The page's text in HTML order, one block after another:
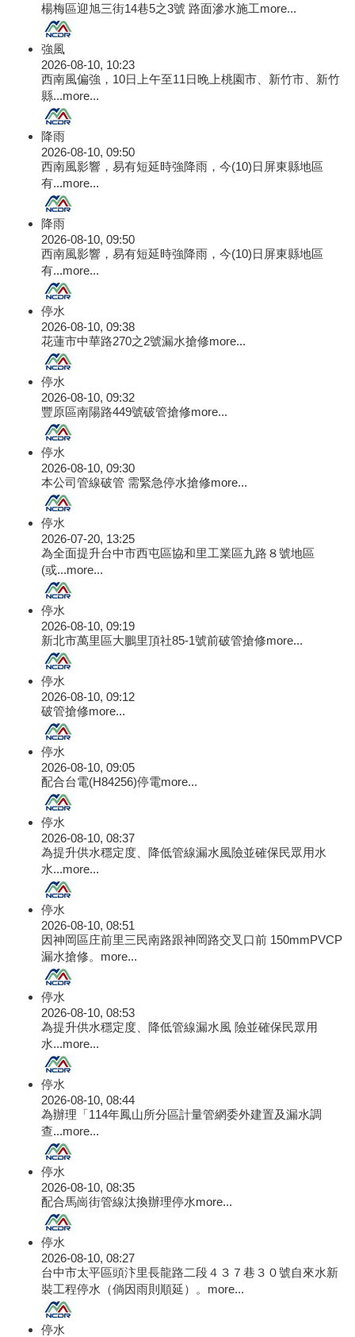
楊梅區迎旭三街14巷5之3號 路面滲水施工more...
強風
2026-08-10, 10:23
西南風偏強，10日上午至11日晚上桃園市、新竹市、新竹
縣...more...
降雨
2026-08-10, 09:50
西南風影響，易有短延時強降雨，今(10)日屏東縣地區
有...more...
降雨
2026-08-10, 09:50
西南風影響，易有短延時強降雨，今(10)日屏東縣地區
有...more...
停水
2026-08-10, 09:38
花蓮市中華路270之2號漏水搶修more...
停水
2026-08-10, 09:32
豐原區南陽路449號破管搶修more...
停水
2026-08-10, 09:30
本公司管線破管 需緊急停水搶修more...
停水
2026-07-20, 13:25
為全面提升台中市西屯區協和里工業區九路８號地區
(或...more...
停水
2026-08-10, 09:19
新北市萬里區大鵬里頂社85-1號前破管搶修more...
停水
2026-08-10, 09:12
破管搶修more...
停水
2026-08-10, 09:05
配合台電(H84256)停電more...
停水
2026-08-10, 08:37
為提升供水穩定度、降低管線漏水風險並確保民眾用水
水...more...
停水
2026-08-10, 08:51
因神岡區庄前里三民南路跟神岡路交叉口前 150mmPVCP
漏水搶修。 more...
停水
2026-08-10, 08:53
為提升供水穩定度、降低管線漏水風 險並確保民眾用
水...more...
停水
2026-08-10, 08:44
為辦理「114年鳳山所分區計量管網委外建置及漏水調
查...more...
停水
2026-08-10, 08:35
配合馬崗街管線汰換辦理停水more...
停水
2026-08-10, 08:27
台中市太平區頭汴里長龍路二段４３７巷３０號自來水新
裝工程停水（倘因雨則順延）。 more...
停水